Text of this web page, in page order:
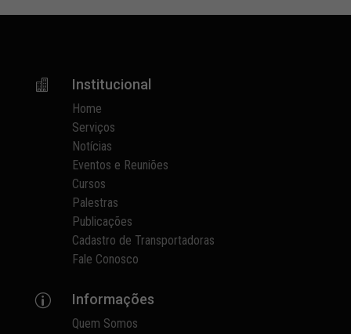
 Institucional
Home
Serviços
Notícias
Eventos e Reuniões
Cursos
Palestras
Publicações
Cadastro de Transportadoras
Fale Conosco
p Informações
Quem Somos